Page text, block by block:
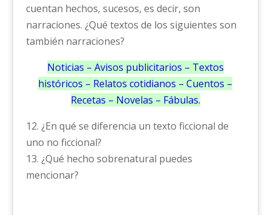
cuentan hechos, sucesos, es decir, son
narraciones. ¿Qué textos de los siguientes son
también narraciones?
Noticias – Avisos publicitarios – Textos
históricos – Relatos cotidianos – Cuentos –
Recetas – Novelas – Fábulas.
12. ¿En qué se diferencia un texto ficcional de
uno no ficcional?
13. ¿Qué hecho sobrenatural puedes
mencionar?